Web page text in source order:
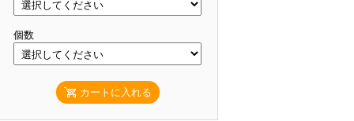
個数
カートに入れる